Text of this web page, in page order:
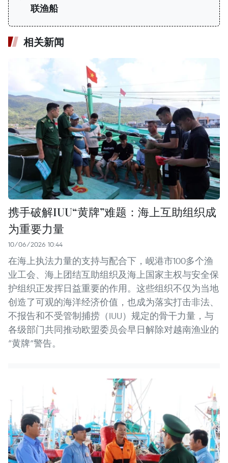
联渔船
相关新闻
携手破解IUU“黄牌”难题：海上互助组织成
为重要力量
10/06/2026 10:44
在海上执法力量的支持与配合下，岘港市100多个渔
业工会、海上团结互助组织及海上国家主权与安全保
护组织正发挥日益重要的作用。这些组织不仅为当地
创造了可观的海洋经济价值，也成为落实打击非法、
不报告和不受管制捕捞（IUU）规定的骨干力量，与
各级部门共同推动欧盟委员会早日解除对越南渔业的
“黄牌”警告。